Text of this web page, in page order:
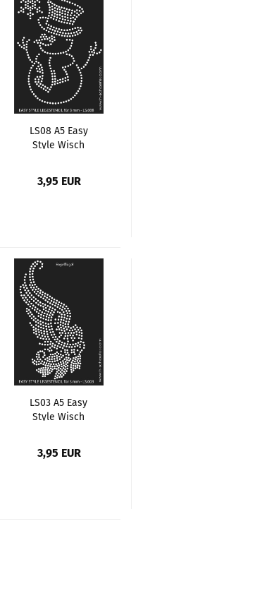
LS08 A5 Easy
Style Wisch
3,95 EUR
LS03 A5 Easy
Style Wisch
3,95 EUR